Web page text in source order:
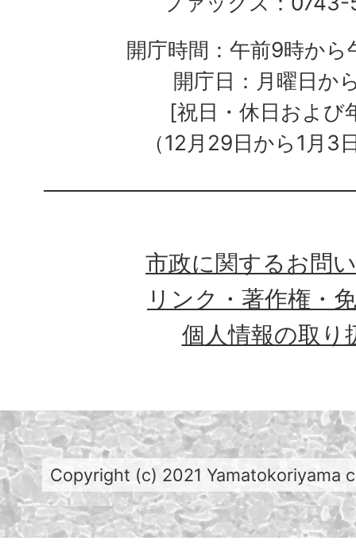
開庁時間：午前9時か
開庁日：月曜日か
[祝日・休日および
（12月29日から1月3
市政に関するお問
リンク・著作権・
個人情報の取り
Copyright (c) 2021 Yamatokoriyama